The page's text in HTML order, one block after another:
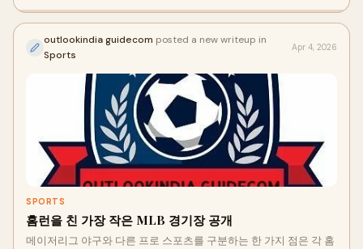
outlookindia guidecom posted a new writeup in
Sports
Apr 4, 2026
SPORTS
홈런을 친 가장 작은 MLB 경기장 공개
메이저리그 야구와 다른 프로 스포츠를 구분하는 한 가지 점은 각 홈